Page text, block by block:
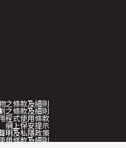
之條款及細則
之條款及細則
程式使用條款
網上保安提示
明及私隱政策
用條款及細則